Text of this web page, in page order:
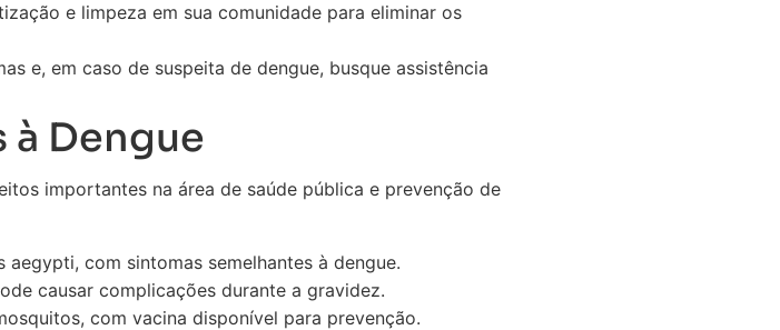
e limpeza em sua comunidade para eliminar os
e, em caso de suspeita de dengue, busque assistência
Dengue
importantes na área de saúde pública e prevenção de
com sintomas semelhantes à dengue.
causar complicações durante a gravidez.
com vacina disponível para prevenção.